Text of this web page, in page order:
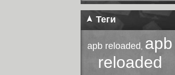
Теги
apb reloaded , apb
reloaded